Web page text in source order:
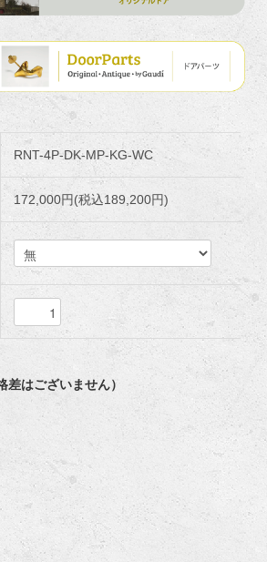
RNT-4P-DK-MP-KG-WC
172,000円(税込189,200円)
差はございません）